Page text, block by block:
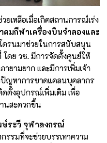
ยเหลือเมื่อเกิดสถานการณ์เร่ง
คมกีฬาเครื่องบินจำลองและ
ดรนมาช่วยในการสนับสนุน
ดย วช. มีการจัดตั้งศูนย์ให้
ยามยาก และมีการเพิ่มเจ้า
ญหาการขาดแคลนบุคลากร
ตั้งอุปกรณ์เพิ่มเติม เพื่อ
นสะดวกขึ้น
ษ์ระวี จุฬาลงกรณ์
รรมที่จะช่วยบรรเทาความ